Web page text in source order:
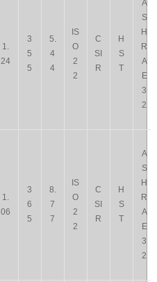
1.
24
3
5
5
5.
4
4
IS
O
2
2
C
SI
R
H
S
T
A
S
H
R
A
E
3
2
1.
06
3
6
5
8.
7
7
IS
O
2
2
C
SI
R
H
S
T
A
S
H
R
A
E
3
2